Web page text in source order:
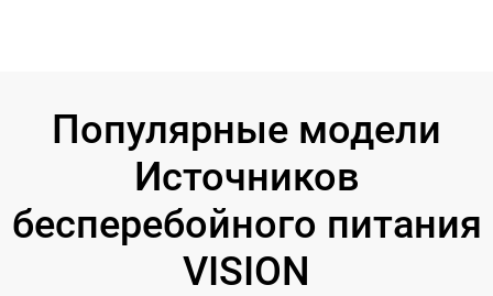
Популярные модели
Источников
бесперебойного питания
VISION